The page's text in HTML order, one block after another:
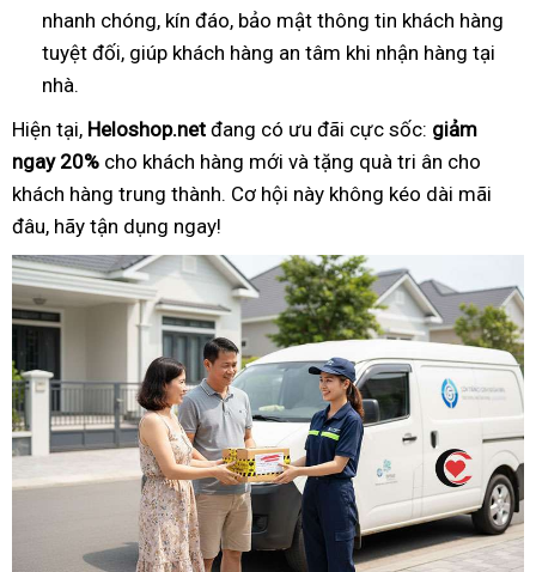
nhanh chóng, kín đáo, bảo mật thông tin khách hàng
tuyệt đối, giúp khách hàng an tâm khi nhận hàng tại
nhà.
Hiện tại, Heloshop.net đang có ưu đãi cực sốc: giảm
ngay 20% cho khách hàng mới và tặng quà tri ân cho
khách hàng trung thành. Cơ hội này không kéo dài mãi
đâu, hãy tận dụng ngay!